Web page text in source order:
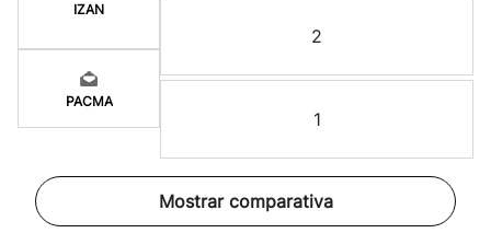
IZAN
PACMA
2
1
Mostrar comparativa